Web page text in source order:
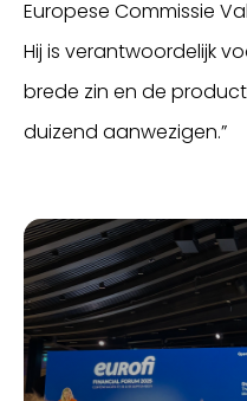
Europese Commissie
Hij is verantwoordelijk
brede zin en de
duizend aanwezigen.”